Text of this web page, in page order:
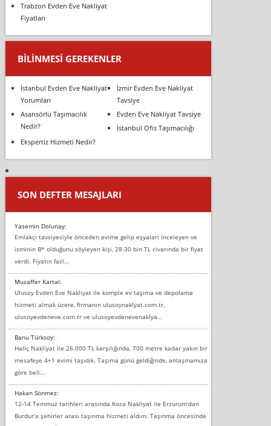
Trabzon Evden Eve Nakliyat
Fiyatları
BILINMESI GEREKENLER
İstanbul Evden Eve Nakliyat
Yorumları
İzmir Evden Eve Nakliyat
Tavsiye
Asansörlü Taşımacılık
Nedir?
Evden Eve Nakliyat Tavsiye
İstanbul Ofis Taşımacılığı
Ekspertiz Hizmeti Nedir?
SON DEFTER MESAJLARI
Yasemin Dolunay:
Emlakçı tavsiyesiyle önceden evime gelip eşyaları inceleyen ve
isminin B* olduğunu söyleyen kişi, 28-30 bin TL civarında bir fiyat
verdi. Fiyatın fazl...
Muzaffer Kartal:
Ulusoy Evden Eve Nakliyat ile komple ev taşıma ve depolama
hizmeti almak üzere, firmanın ulusoynaklyat.com.tr,
ulusoyevdeneve.com.tr ve ulusoyevdenevenaklya...
Banu Türksoy:
Haliç Nakliyat ile 26.000 TL karşılığında, 700 metre kadar yakın bir
mesafeye 4+1 evimi taşıdık. Taşıma günü geldiğinde, anlaşmamıza
göre beli...
Hakan Sönmez:
12-14 Temmuz tarihleri arasında Koza Nakliyat ile Erzurum’dan
Burdur’a şehirler arası taşınma hizmeti aldım. Taşınma öncesinde